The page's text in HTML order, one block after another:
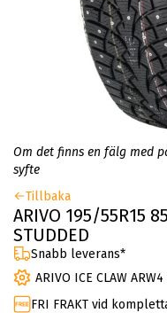
Om det finns en fälg med
syfte
Tillbaka
ARIVO 195/55R15
STUDDED
Snabb leverans*
ARIVO ICE CLAW
FRI FRAKT vid